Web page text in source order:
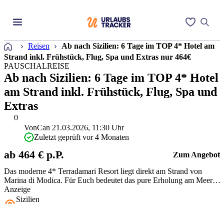
Startseite
Reisen
Ab nach Sizilien: 6 Tage im TOP 4* Hotel am
Strand inkl. Frühstück, Flug, Spa und Extras nur 464€
0
PAUSCHALREISE
Ab nach Sizilien: 6 Tage im TOP 4* Hotel
am Strand inkl. Frühstück, Flug, Spa und
Extras
Das moderne 4* Terradamari Resort liegt direkt am Strand von
Marina di Modica. Für Euch bedeutet das pure Erholung am Meer.
Flug, Frühstück und Spa machen dieses Pauschalangebot zu einem
echten Preisknüller für Sizilien.
VonCan 21.03.2026, 11:30 Uhr
Zuletzt geprüft vor 4 Monaten
ab 464 € p.P. Zum Angebot
Anzeige
Sizilien